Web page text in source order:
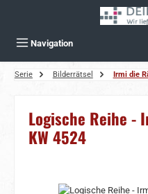
Navigation
Serie Bilderrätsel Irmi die
Logische Reihe -
KW 4524
Bildergalerie überspringen